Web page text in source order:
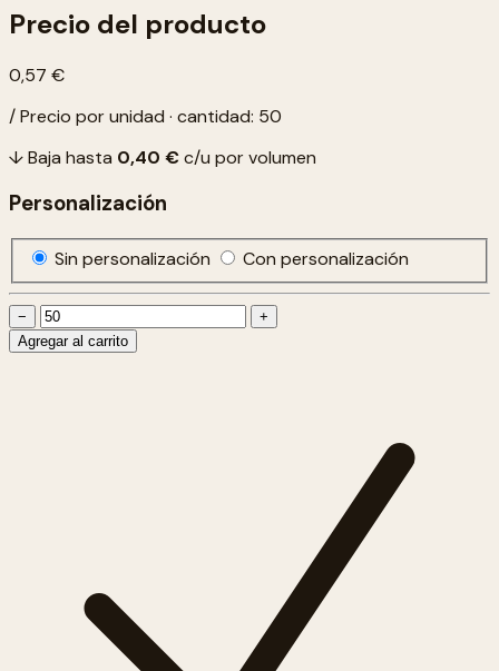
Precio del producto
0,57 €
/ Precio por unidad · cantidad: 50
↓ Baja hasta 0,40 €c/u por volumen
Personalización
Sin personalización Con personalización
−
+
Agregar al carrito